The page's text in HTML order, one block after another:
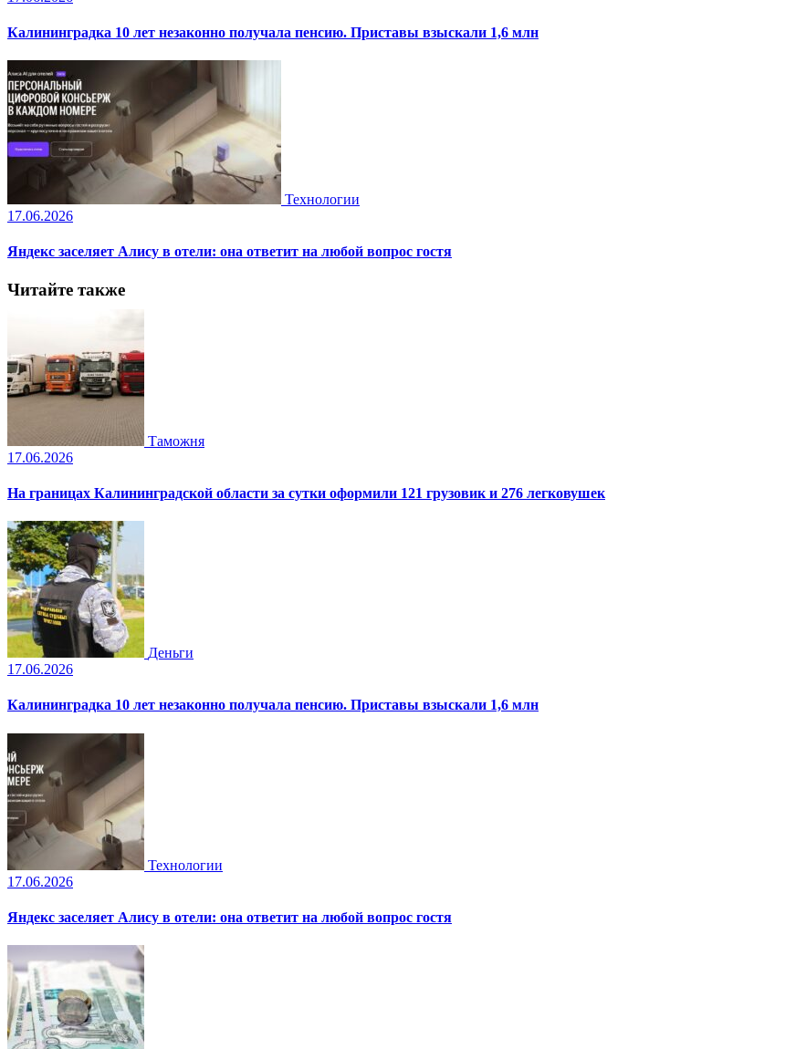
Калининградка 10 лет незаконно получала пенсию. Приставы взыскали 1,6 млн
Технологии
17.06.2026
Яндекс заселяет Алису в отели: она ответит на любой вопрос гостя
Читайте также
Таможня
17.06.2026
На границах Калининградской области за сутки оформили 121 грузовик и 276 легковушек
Деньги
17.06.2026
Калининградка 10 лет незаконно получала пенсию. Приставы взыскали 1,6 млн
Технологии
17.06.2026
Яндекс заселяет Алису в отели: она ответит на любой вопрос гостя